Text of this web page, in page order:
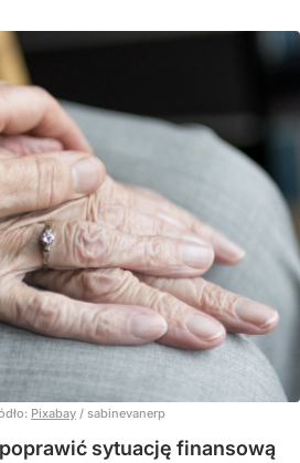
Pixabay / sabinevanerp
sytuację finansową